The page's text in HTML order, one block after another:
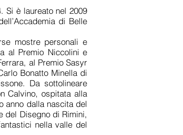
Si è laureato nel 2009
di Belle
mostre personali e
al Premio Niccolini e
al Premio Sasyr
Bonatto Minella di
Da sottolineare
Calvino, ospitata alla
anno dalla nascita del
del Disegno di Rimini,
nella valle del